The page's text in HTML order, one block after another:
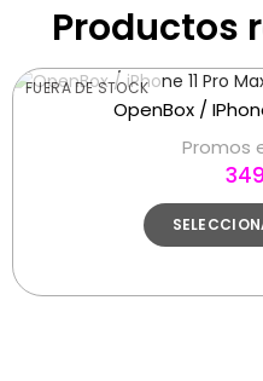
Productos
FUERA DE STOCK
OpenBox /
Promos